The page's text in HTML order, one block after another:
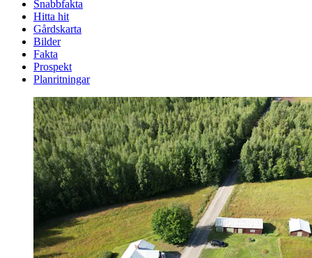
Snabbfakta
Hitta hit
Gårdskarta
Bilder
Fakta
Prospekt
Planritningar